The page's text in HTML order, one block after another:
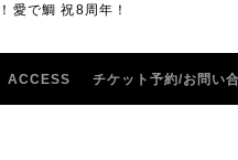
愛で鯛 祝8周年！
ACCESS チケット予約/お問い